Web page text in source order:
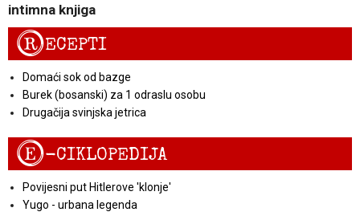
intimna knjiga
RECEPTI
Domaći sok od bazge
Burek (bosanski) za 1 odraslu osobu
Drugačija svinjska jetrica
E-CIKLOPEDIJA
Povijesni put Hitlerove 'klonje'
Yugo - urbana legenda